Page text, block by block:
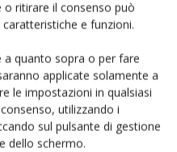
ritirare il consenso può
e funzioni.
a quanto sopra o per fare
applicate solamente a
le impostazioni in qualsiasi
utilizzando i
sul pulsante di gestione
dello schermo.